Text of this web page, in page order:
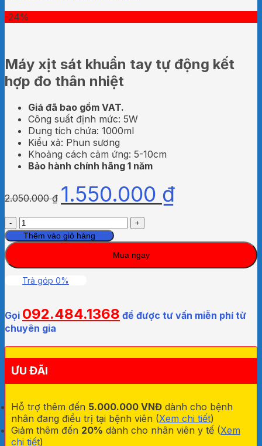
-24%
Máy xịt sát khuẩn tay tự động kết
hợp đo thân nhiệt
Giá đã bao gồm VAT.
Công suất định mức: 5W
Dung tích chứa: 1000ml
Kiểu xả: Phun sương
Khoảng cách cảm ứng: 5-10cm
Bảo hành chính hãng 1 năm
2.050.000₫ 1.550.000 ₫
Máy
xịt
sát
tay
tự
hợp
đo
nhiệt
số
lượng
Thêm vào giỏ hàng
Mua ngay
Trả góp 0%
Gọi 092.484.1368 để được tư vấn miễn phí từ
chuyên gia
ƯU ĐÃI
Hỗ trợ thêm đến 5.000.000 VNĐ dành cho bệnh
nhân đang điều trị tại bệnh viên (Xem chi tiết)
Giảm thêm đến 20% dành cho nhân viên y tế (Xem
chi tiết)